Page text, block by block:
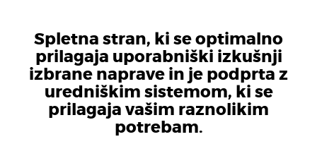
Spletna stran, ki se optimalno
prilagaja uporabniški izkušnji
izbrane naprave in je podprta z
uredniškim sistemom, ki se
prilagaja vašim raznolikim
potrebam.